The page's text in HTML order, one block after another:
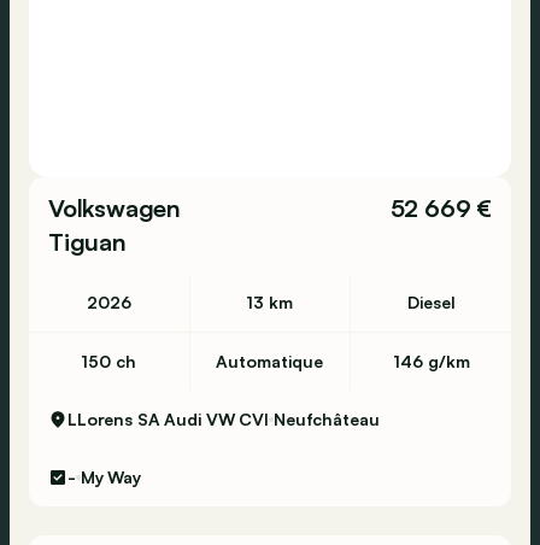
Volkswagen
Tiguan
52 669 €
2026 13 km Diesel
150 ch Automatique 146 g/km
LLorens SA Audi VW CVI Neufchâteau
- My Way